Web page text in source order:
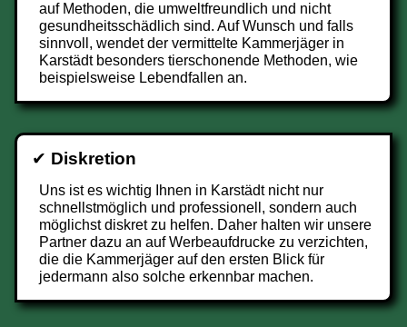
auf Methoden, die umweltfreundlich und nicht
gesundheitsschädlich sind. Auf Wunsch und falls
sinnvoll, wendet der vermittelte Kammerjäger in
Karstädt besonders tierschonende Methoden, wie
beispielsweise Lebendfallen an.
✔ Diskretion
Uns ist es wichtig Ihnen in Karstädt nicht nur
schnellstmöglich und professionell, sondern auch
möglichst diskret zu helfen. Daher halten wir unsere
Partner dazu an auf Werbeaufdrucke zu verzichten,
die die Kammerjäger auf den ersten Blick für
jedermann also solche erkennbar machen.